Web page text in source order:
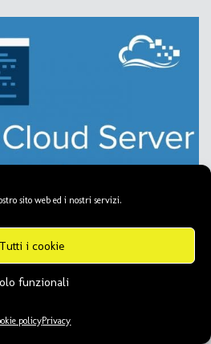
sito web ed i nostri servizi.
Tutti i cookie
funzionali
policyPrivacy